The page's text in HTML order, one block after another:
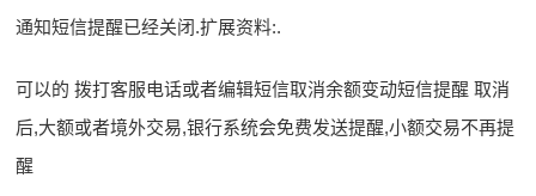
通知短信提醒已经关闭.扩展资料:.
可以的 拨打客服电话或者编辑短信取消余额变动短信提醒 取消
后,大额或者境外交易,银行系统会免费发送提醒,小额交易不再提
醒